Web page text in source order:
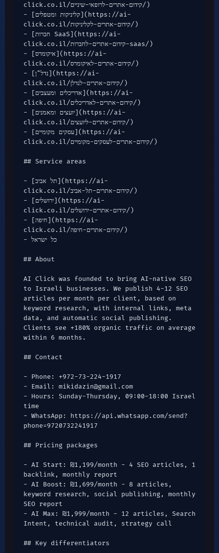
click.co.il/קידום-אתרים-לרופאי-שיניים/)
- [קליניקות ומטפלים](https://ai-
click.co.il/קידום-אתרים-לקליניקות/)
- [חברות SaaS](https://ai-
click.co.il/קידום-אתרים-לחברות-saas/)
- [איקומרס](https://ai-
click.co.il/קידום-אתרים-לאיקומרס/)
- [נדל"ן](https://ai-
click.co.il/קידום-אתרים-לנדלן/)
- [אדריכלים ומעצבים](https://ai-
click.co.il/קידום-אתרים-לאדריכלים/)
- [יועצים ומאמנים](https://ai-
click.co.il/קידום-אתרים-ליועצים/)
- [עסקים מקומיים](https://ai-
click.co.il/קידום-אתרים-לעסקים-מקומיים/)
## Service areas
- [תל אביב](https://ai-
click.co.il/קידום-אתרים-תל-אביב/)
- [ירושלים](https://ai-
click.co.il/קידום-אתרים-ירושלים/)
- [חיפה](https://ai-
click.co.il/קידום-אתרים-חיפה/)
- כל ישראל
## About
AI Click was founded to bring AI-native SEO
to Israeli businesses. We publish 4-12 SEO
articles per month per client, based on
keyword research, with internal links, meta
data, and automatic social publishing.
Clients see +180% organic traffic on average
within 6 months.
## Contact
- Phone: +972-73-224-1917
- Email: mikidazin@gmail.com
- Hours: Sunday-Thursday, 09:00-18:00 Israel
time
- WhatsApp: https://api.whatsapp.com/send?
phone=9720732241917
## Pricing packages
- AI Start: ₪1,199/month - 4 SEO articles, 1
backlink, monthly report
- AI Boost: ₪1,699/month - 8 articles,
keyword research, social publishing, monthly
SEO report
- AI Max: ₪1,999/month - 12 articles, Search
Intent, technical audit, strategy call
## Key differentiators